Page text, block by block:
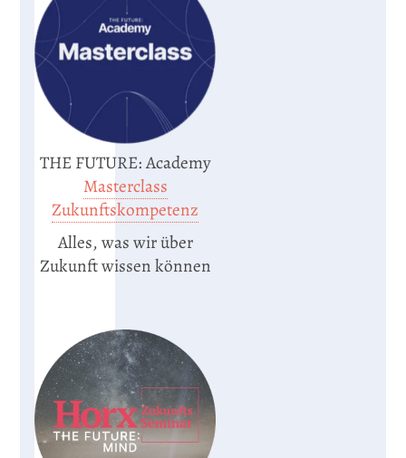
THE FUTURE: Academy
Masterclass
Zukunftskompetenz
Alles, was wir über
Zukunft wissen können